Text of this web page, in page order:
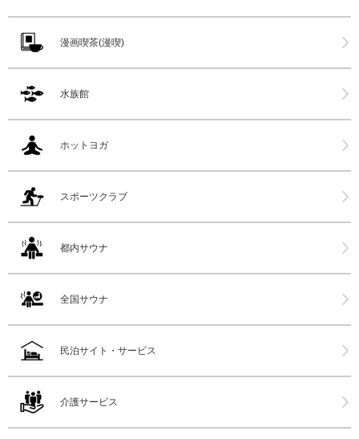
漫画喫茶(漫喫)
水族館
ホットヨガ
スポーツクラブ
都内サウナ
全国サウナ
民泊サイト・サービス
介護サービス